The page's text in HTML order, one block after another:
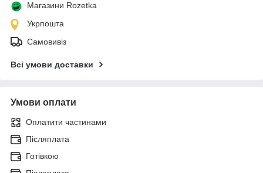
Магазини Rozetka
Укрпошта
Самовивіз
Всі умови доставки
Умови оплати
Оплатити частинами
Післяплата
Готівкою